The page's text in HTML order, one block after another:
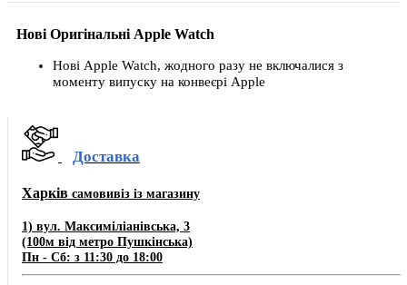
Нові Оригінальні Apple Watch
Нові Apple Watch, жодного разу не включалися з
моменту випуску на конвеєрі Apple
Доставка
Харків самовивіз із магазину
1) вул. Максиміліанівська, 3
(100м від метро Пушкінська)
Пн - Сб: з 11:30 до 18:00